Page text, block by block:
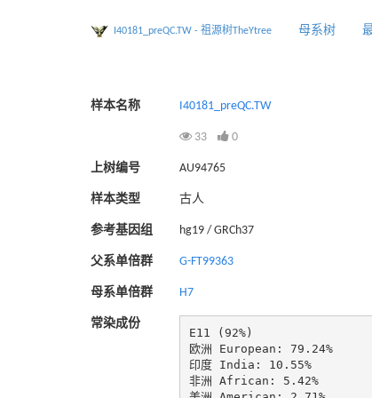
I40181_preQC.TW - 祖源树TheYtree 母系树
样本名称 I40181_preQC.TW
33 0
上树编号 AU94765
样本类型 古人
参考基因组 hg19 / GRCh37
父系单倍群 G-FT99363
母系单倍群 H7
常染成份
E11 (92%)
欧洲 European: 79.24%
印度 India: 10.55%
非洲 African: 5.42%